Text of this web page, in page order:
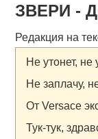
ЗВЕРИ -
Редакция на